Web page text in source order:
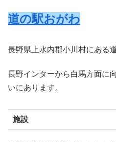
道の駅おがわ
長野県上水内郡小川村にある
長野インターから白馬方面に
いにあります。
施設